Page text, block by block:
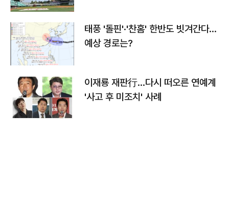
태풍 '돌핀'·'찬홈' 한반도 빗겨간다…
예상 경로는?
이재룡 재판行…다시 떠오른 연예계
'사고 후 미조치' 사례